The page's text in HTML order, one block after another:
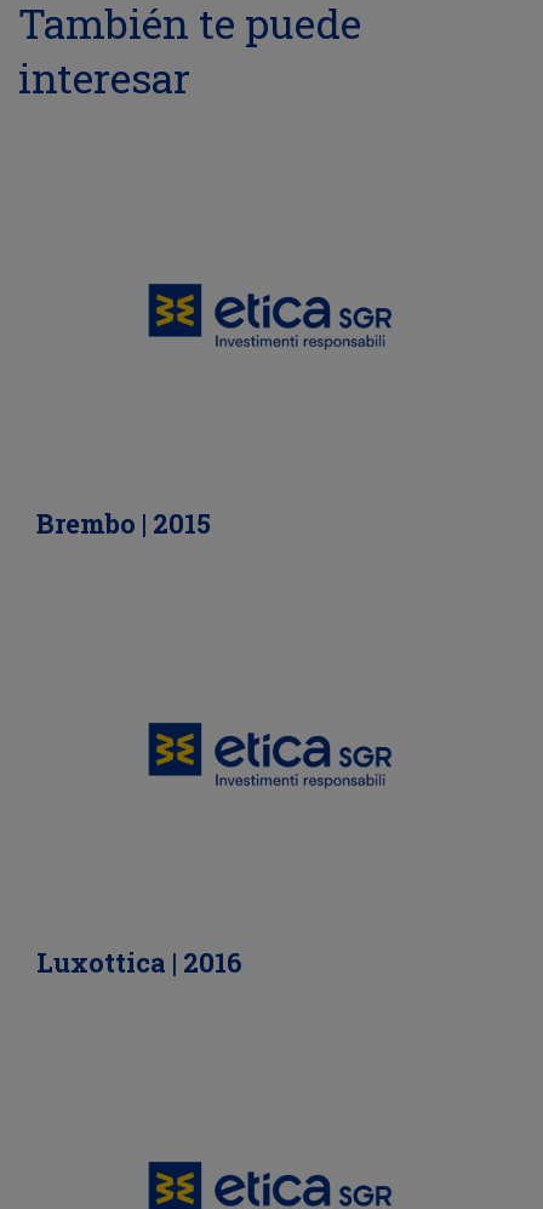
También te puede
interesar
Brembo | 2015
Luxottica | 2016